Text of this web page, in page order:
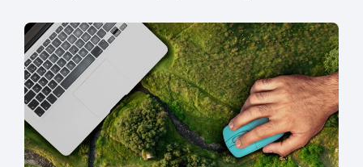
uspješnije plasirati na tržište kroz modernizaciju poslovnih
procesa. Poziv se provodi u okviru PKK 2021. – 2027. Cilj
Poziva je potaknuti uvođenje inovacija procesa i
organizacije poslovanja koje […]